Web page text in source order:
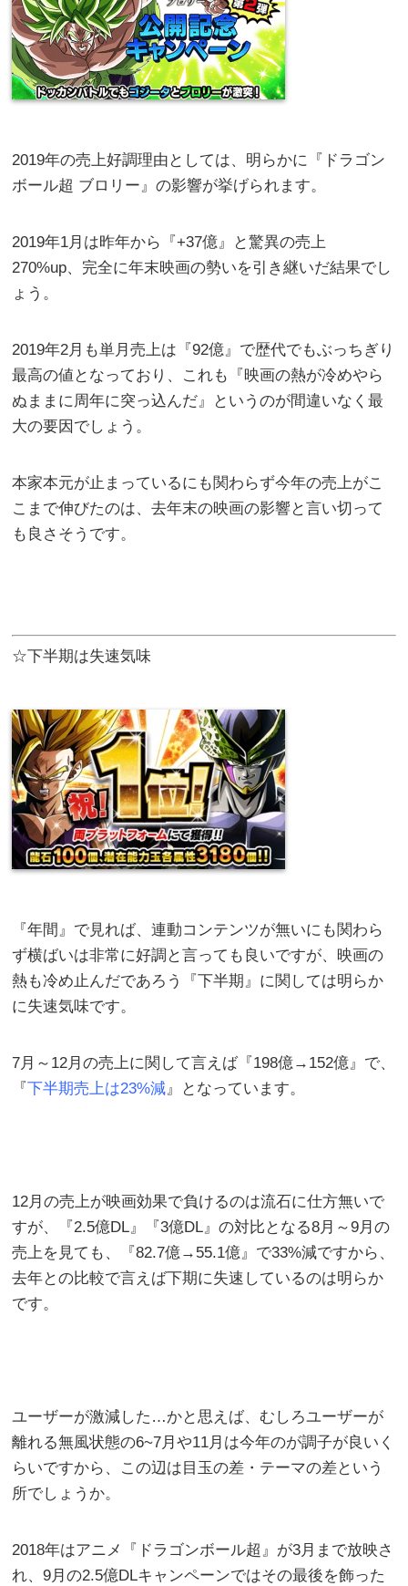
2019年の売上好調理由としては、明らかに『ドラゴン
ボール超 ブロリー』の影響が挙げられます。
2019年1月は昨年から『+37億』と驚異の売上
270%up、完全に年末映画の勢いを引き継いだ結果でし
ょう。
2019年2月も単月売上は『92億』で歴代でもぶっちぎり
最高の値となっており、これも『映画の熱が冷めやら
ぬままに周年に突っ込んだ』というのが間違いなく最
大の要因でしょう。
本家本元が止まっているにも関わらず今年の売上がこ
こまで伸びたのは、去年末の映画の影響と言い切って
も良さそうです。
☆下半期は失速気味
『年間』で見れば、連動コンテンツが無いにも関わら
ず横ばいは非常に好調と言っても良いですが、映画の
熱も冷め止んだであろう『下半期』に関しては明らか
に失速気味です。
7月～12月の売上に関して言えば『198億→152億』で、
『下半期売上は23%減』となっています。
12月の売上が映画効果で負けるのは流石に仕方無いで
すが、『2.5億DL』『3億DL』の対比となる8月～9月の
売上を見ても、『82.7億→55.1億』で33%減ですから、
去年との比較で言えば下期に失速しているのは明らか
です。
ユーザーが激減した…かと思えば、むしろユーザーが
離れる無風状態の6~7月や11月は今年のが調子が良いく
らいですから、この辺は目玉の差・テーマの差という
所でしょうか。
2018年はアニメ『ドラゴンボール超』が3月まで放映さ
れ、9月の2.5億DLキャンペーンではその最後を飾った